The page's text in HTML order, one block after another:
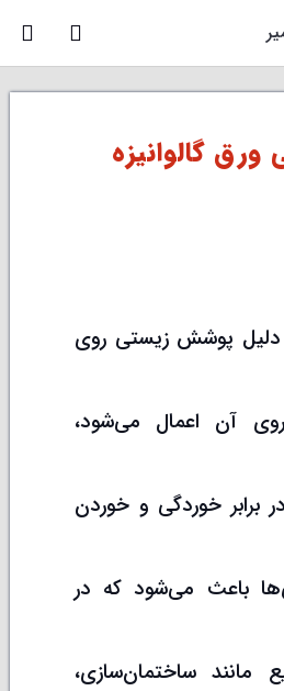
گالوانیزه
دلیل پوشش زیستی روی
آن اعمال می‌شود،
برابر خوردگی و خوردن
باعث می‌شود که در
مانند ساختمان‌سازی،